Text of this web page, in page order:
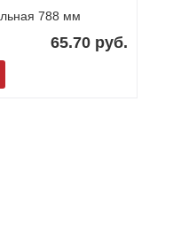
788 мм
65.70 руб.